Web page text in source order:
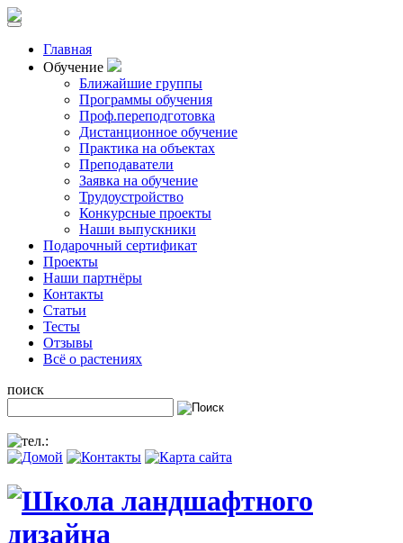
Главная
Обучение
Ближайшие группы
Программы обучения
Проф.переподготовка
Дистанционное обучение
Практика на объектах
Преподаватели
Заявка на обучение
Трудоустройство
Конкурсные проекты
Наши выпускники
Подарочный сертификат
Проекты
Наши партнёры
Контакты
Статьи
Тесты
Отзывы
Всё о растениях
поиск